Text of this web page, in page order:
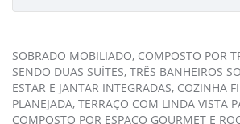
SOBRADO MOBILIADO, COMPOSTO POR
SENDO DUAS SUÍTES, TRÊS BANHEIROS
ESTAR E JANTAR INTEGRADAS, COZINHA
PLANEJADA, TERRAÇO COM LINDA VISTA
COMPOSTO POR ESPAÇO GOURMET E